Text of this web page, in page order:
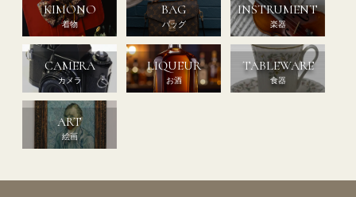
KIMONO
着物
BAG
バッグ
INSTRUMENT
楽器
CAMERA
カメラ
LIQUEUR
お酒
TABLEWARE
食器
ART
絵画